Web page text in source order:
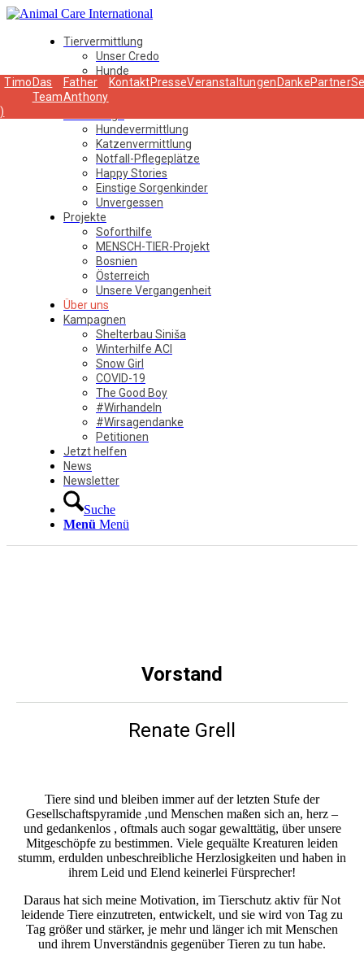
Tiervermittlung
Unser Credo
Hunde
Katzen
Notfall-Pflegeplätze
Hundevermittlung
Katzenvermittlung
Notfall-Pflegeplätze
Happy Stories
Einstige Sorgenkinder
Unvergessen
Projekte
Soforthilfe
MENSCH-TIER-Projekt
Bosnien
Österreich
Unsere Vergangenheit
Über uns
Timo Das
Team
Father
Anthony
KontaktPresseVeranstaltungen DankePartner
Kampagnen
Shelterbau Siniša
Winterhilfe ACI
Snow Girl
COVID-19
The Good Boy
#Wirhandeln
#Wirsagendanke
Petitionen
Jetzt helfen
News
Newsletter
Suche
Menü Menü
Vorstand
Renate Grell
Tiere sind und bleiben immer auf der letzten Stufe der
Gesellschaftspyramide ,und Menschen maßen sich an, herz –
und gedankenlos , oftmals auch sogar gewalttätig, über unsere
Mitgeschöpfe zu bestimmen. Viele gequälte Kreaturen leiden
stumm, erdulden unbeschreibliche Herzlosigkeiten und haben in
ihrem Leid und Elend keinerlei Fürsprecher!
Daraus hat sich meine Motivation, im Tierschutz aktiv für Not
leidende Tiere einzutreten, entwickelt, und sie wird von Tag zu
Tag größer und stärker, je mehr und länger ich mit Menschen
und ihrem Unverständnis gegenüber Tieren zu tun habe.